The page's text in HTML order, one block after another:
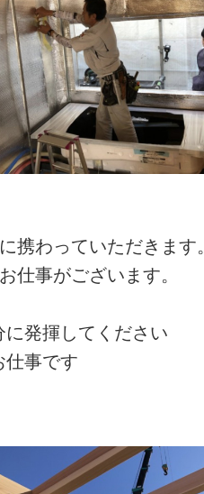
携わっていただきます。
仕事がございます。
発揮してください
事です